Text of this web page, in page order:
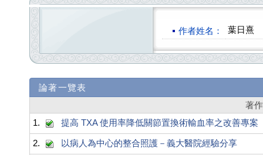
作者姓名： 葉日熹
論著一覽表
著
1.
提高 TXA 使用率降低關節置換術輸血率之改善專案
2. 以病人為中心的整合照護－義大醫院經驗分享